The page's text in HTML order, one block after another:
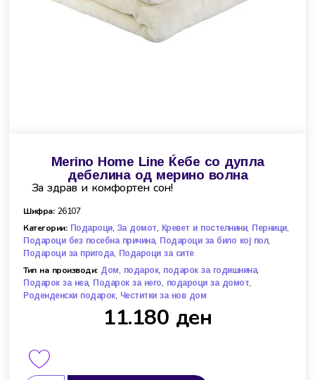
Merino Home Line Ќебе со дупла
дебелина од мерино волна
За здрав и комфортен сoн!
Шифра: 26107
Категории: Подароци, За домот, Кревет и постелнини, Перници,
Подароци без посебна причина, Подароци за било кој пол,
Подароци за пригода, Подароци за сите
Тип на производи: Дом, подарок, подарок за годишнина,
Подарок за неа, Подарок за него, подароци за домот,
Роденденски подарок, Честитки за нов дом
11.180 ден